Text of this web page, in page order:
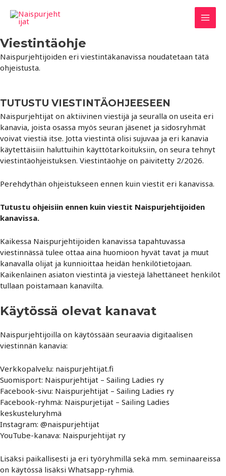
sisältöön
Main
Viestintäohje
Naispurjehtijoiden eri viestintäkanavissa noudatetaan tätä
ohjeistusta.
TUTUSTU VIESTINTÄOHJEESEEN
Naispurjehtijat on aktiivinen viestijä ja seuralla on useita eri
kanavia, joista osassa myös seuran jäsenet ja sidosryhmät
voivat viestiä itse. Jotta viestintä olisi sujuvaa ja eri kanavia
käytettäisiin haluttuihin käyttötarkoituksiin, on seura tehnyt
viestintäohjeistuksen. Viestintäohje on päivitetty 2/2026.
Perehdythän ohjeistukseen ennen kuin viestit eri kanavissa.
Tutustu ohjeisiin ennen kuin viestit Naispurjehtijoiden
kanavissa.
Kaikessa Naispurjehtijoiden kanavissa tapahtuvassa
viestinnässä tulee ottaa aina huomioon hyvät tavat ja muut
kanavalla olijat ja kunnioittaa heidän henkilötietojaan.
Kaikenlainen asiaton viestintä ja viestejä lähettäneet henkilöt
tullaan poistamaan kanavilta.
Käytössä olevat kanavat
Naispurjehtijoilla on käytössään seuraavia digitaalisen
viestinnän kanavia:
Verkkopalvelu: naispurjehtijat.fi
Suomisport: Naispurjehtijat – Sailing Ladies ry
Facebook-sivu: Naispurjehtijat – Sailing Ladies ry
Facebook-ryhmä: Naispurjetijat – Sailing Ladies
keskusteluryhmä
Instagram: @naispurjehtijat
YouTube-kanava: Naispurjehtijat ry
Lisäksi paikallisesti ja eri työryhmillä sekä mm. seminaareissa
on käytössä lisäksi Whatsapp-ryhmiä.